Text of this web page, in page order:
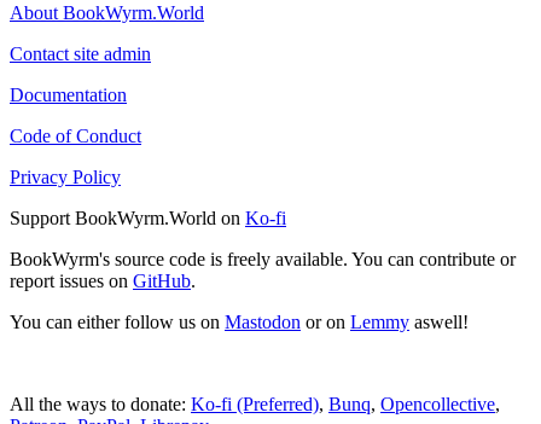
About BookWyrm.World
Contact site admin
Documentation
Code of Conduct
Privacy Policy
Support BookWyrm.World on Ko-fi
BookWyrm's source code is freely available. You can contribute or
report issues on GitHub.
You can either follow us on Mastodon or on Lemmy aswell!
All the ways to donate: Ko-fi (Preferred), Bunq, Opencollective,